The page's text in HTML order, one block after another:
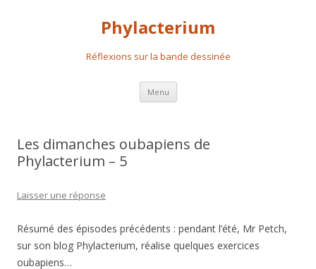
Phylacterium
Réflexions sur la bande dessinée
Menu Aller
contenu
Les dimanches oubapiens de
Phylacterium – 5
Laisser une réponse
Résumé des épisodes précédents : pendant l’été, Mr Petch,
sur son blog Phylacterium, réalise quelques exercices
oubapiens…